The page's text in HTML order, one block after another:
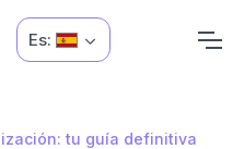
Es:
tu guía definitiva